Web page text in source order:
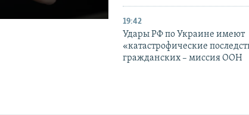
19:42
Удары РФ по Украине имеют
«катастрофические
гражданских – миссия ООН